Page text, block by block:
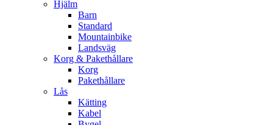
Hjälm
Barn
Standard
Mountainbike
Landsväg
Korg & Pakethållare
Korg
Pakethållare
Lås
Kätting
Kabel